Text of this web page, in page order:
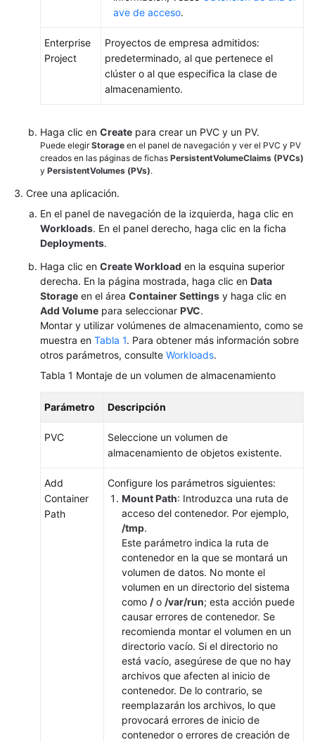
Logs
y
Secretos
Auto
Scaling
Complementos
de
Helm
Permisos
Cloud
Service
Gestión
FlexVolume
(desusado)
ave de acceso.
Enterprise
Project
Proyectos de empresa admitidos:
predeterminado, al que pertenece el
clúster o al que especifica la clase de
almacenamiento.
Haga clic en Create para crear un PVC y un PV.
Puede elegirStorage en el panel de navegación y ver el PVC y PV
creados en las páginas de fichas PersistentVolumeClaims (PVCs)
y PersistentVolumes (PVs).
Cree una aplicación.
En el panel de navegación de la izquierda, haga clic en
Workloads. En el panel derecho, haga clic en la ficha
Deployments.
Haga clic en Create Workload en la esquina superior
derecha. En la página mostrada, haga clic en Data
Storage en el área Container Settings y haga clic en
Add Volume para seleccionar PVC.
Montar y utilizar volúmenes de almacenamiento, como se
muestra en Tabla 1. Para obtener más información sobre
otros parámetros, consulte Workloads.
Tabla 1 Montaje de un volumen de almacenamiento
Parámetro Descripción
PVC
Seleccione un volumen de
almacenamiento de objetos existente.
Add
Container
Path
Configure los parámetros siguientes:
Mount Path: Introduzca una ruta de
acceso del contenedor. Por ejemplo,
/tmp.
Este parámetro indica la ruta de
contenedor en la que se montará un
volumen de datos. No monte el
volumen en un directorio del sistema
como /o /var/run; esta acción puede
causar errores de contenedor. Se
recomienda montar el volumen en un
directorio vacío. Si el directorio no
está vacío, asegúrese de que no hay
archivos que afecten al inicio de
contenedor. De lo contrario, se
reemplazarán los archivos, lo que
provocará errores de inicio de
contenedor o errores de creación de